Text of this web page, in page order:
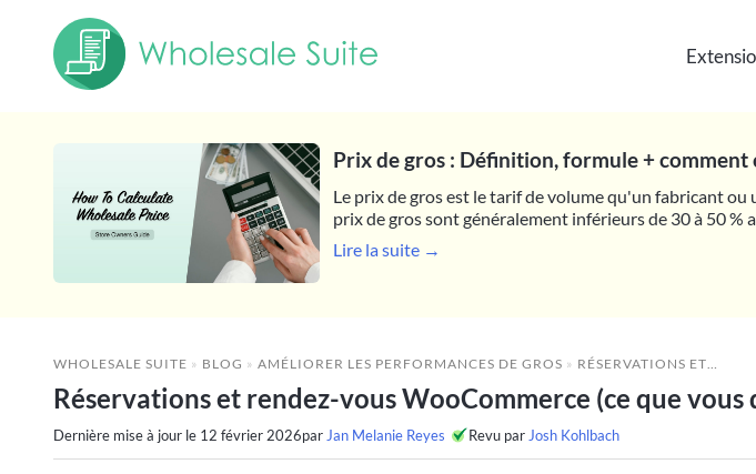
Prix de gros : Définition, formule + comment
Le prix de gros est le tarif de volume qu'un fabricant
prix de gros sont généralement inférieurs de 30 à 50
Lire la suite →
WHOLESALE SUITE » BLOG » AMÉLIORER LES PERFORMANCES DE GROS » RÉSERVATIONS ET RENDEZ-VOUS WOOCOMMERCE (CE QUE VOUS DEVEZ SAVOIR)
Réservations et rendez-vous WooCommerce (ce que vous
Dernière mise à jour le 12 février 2026par Jan Melanie Reyes Revu par Josh Kohlbach